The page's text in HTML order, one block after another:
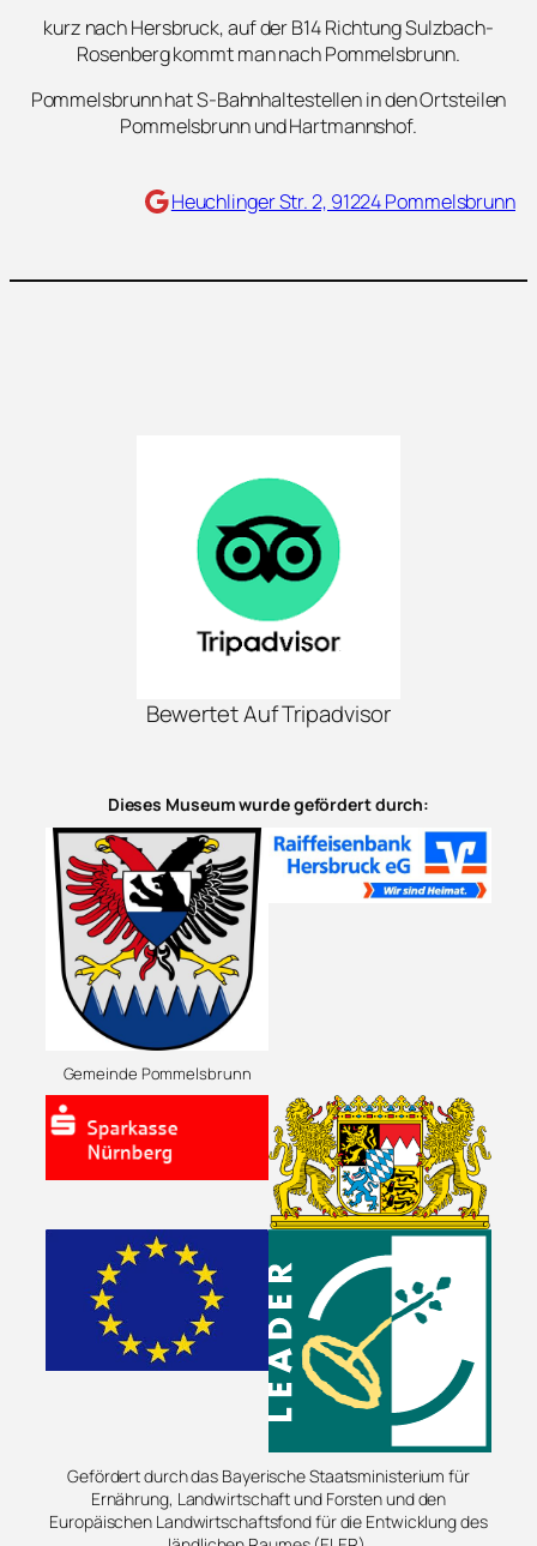
kurz nach Hersbruck, auf der B14 Richtung Sulzbach-
Rosenberg kommt man nach Pommelsbrunn.
Pommelsbrunn hat S-Bahnhaltestellen in den Ortsteilen
Pommelsbrunn und Hartmannshof.
Maps Heuchlinger Str. 2, 91224 Pommelsbrunn
Bewertet Auf Tripadvisor
Dieses Museum wurde gefördert durch:
Gemeinde Pommelsbrunn
Gefördert durch das Bayerische Staatsministerium für
Ernährung, Landwirtschaft und Forsten und den
Europäischen Landwirtschaftsfond für die Entwicklung des